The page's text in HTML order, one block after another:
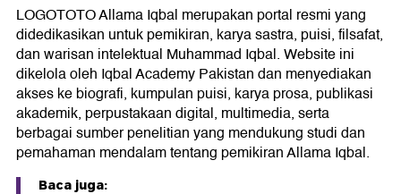
LOGOTOTO Allama Iqbal merupakan portal resmi yang
didedikasikan untuk pemikiran, karya sastra, puisi, filsafat,
dan warisan intelektual Muhammad Iqbal. Website ini
dikelola oleh Iqbal Academy Pakistan dan menyediakan
akses ke biografi, kumpulan puisi, karya prosa, publikasi
akademik, perpustakaan digital, multimedia, serta
berbagai sumber penelitian yang mendukung studi dan
pemahaman mendalam tentang pemikiran Allama Iqbal.
Baca juga: